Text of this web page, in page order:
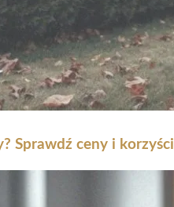
Sprawdź ceny i korzyści